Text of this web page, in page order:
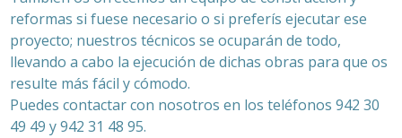
reformas si fuese necesario o si preferís ejecutar ese
proyecto; nuestros técnicos se ocuparán de todo,
llevando a cabo la ejecución de dichas obras para que os
resulte más fácil y cómodo.
Puedes contactar con nosotros en los teléfonos 942 30
49 49 y 942 31 48 95.